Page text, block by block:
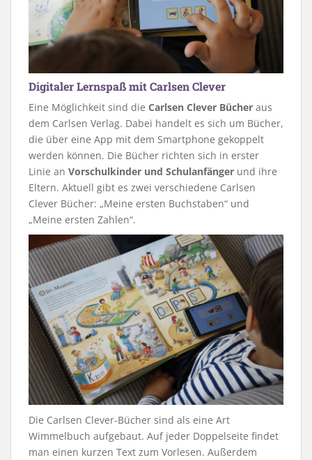
Digitaler Lernspaß mit Carlsen Clever
Eine Möglichkeit sind die Carlsen Clever Bücher aus
dem Carlsen Verlag. Dabei handelt es sich um Bücher,
die über eine App mit dem Smartphone gekoppelt
werden können. Die Bücher richten sich in erster
Linie an Vorschulkinder und Schulanfänger und ihre
Eltern. Aktuell gibt es zwei verschiedene Carlsen
Clever Bücher: „Meine ersten Buchstaben“ und
„Meine ersten Zahlen“.
Die Carlsen Clever-Bücher sind als eine Art
Wimmelbuch aufgebaut. Auf jeder Doppelseite findet
man einen kurzen Text zum Vorlesen. Außerdem